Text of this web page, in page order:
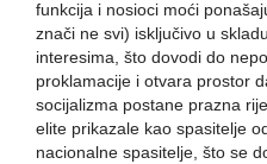
funkcija i nosioci moći
znači ne svi) isključivo u
interesima, što dovodi do
proklamacije i otvara prostor
socijalizma postane prazna
elite prikazale kao spasitelje
nacionalne spasitelje, što se